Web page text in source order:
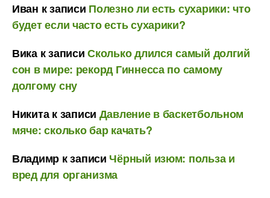
Иван к записи Полезно ли есть сухарики: что
будет если часто есть сухарики?
Викак записиСколько длился самый долгий
сон в мире: рекорд Гиннесса по самому
долгому сну
Никитак записи Давление в баскетбольном
мяче: сколько бар качать?
Владимр к записи Чёрный изюм: польза и
вред для организма